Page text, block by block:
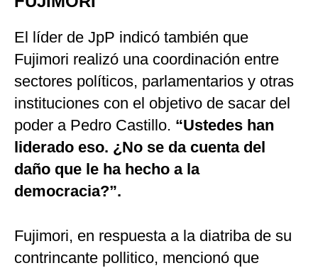
El líder de JpP indicó también que
Fujimori realizó una coordinación entre
sectores políticos, parlamentarios y otras
instituciones con el objetivo de sacar del
poder a Pedro Castillo. “Ustedes han
liderado eso. ¿No se da cuenta del
daño que le ha hecho a la
democracia?”.
Fujimori, en respuesta a la diatriba de su
contrincante pollitico, mencionó que